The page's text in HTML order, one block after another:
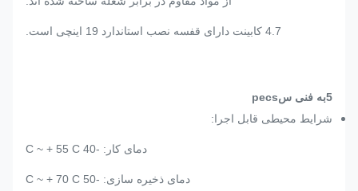
4.7 کابینت دارای قفسه نصب استاندارد 19 اینچی است.
5به فنی سpecs
شرایط محیطی قابل اجرا:
دمای کار: -40 C ~ + 55 C
دمای ذخیره سازی: -50 C ~ + 70 C